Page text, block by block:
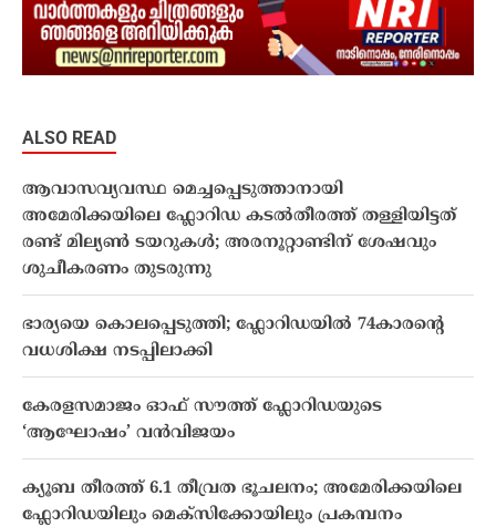
ALSO READ
ആവാസവ്യവസ്ഥ മെച്ചപ്പെടുത്താനായി
അമേരിക്കയിലെ ഫ്ലോറിഡ കടൽതീരത്ത് തള്ളിയിട്ടത്
രണ്ട് മില്യൺ ടയറുകൾ; അരനൂറ്റാണ്ടിന് ശേഷവും
ശുചീകരണം തുടരുന്നു
ഭാര്യയെ കൊലപ്പെടുത്തി; ഫ്ലോറിഡയിൽ 74കാരന്റെ
വധശിക്ഷ നടപ്പിലാക്കി
കേരളസമാജം ഓഫ് സൗത്ത് ഫ്ലോറിഡയുടെ
‘ആഘോഷം’ വൻവിജയം
ക്യൂബ തീരത്ത് 6.1 തീവ്രത ഭൂചലനം; അമേരിക്കയിലെ
ഫ്ലോറിഡയിലും മെക്സിക്കോയിലും പ്രകമ്പനം